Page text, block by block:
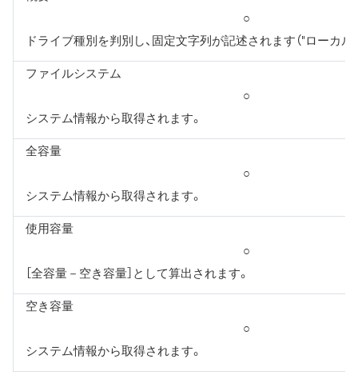
○
ドライブ種別を判別し、固定文字列が記述されます（"ローカル
ファイルシステム
○
システム情報から取得されます。
全容量
○
システム情報から取得されます。
使用容量
○
［全容量－空き容量］として算出されます。
空き容量
○
システム情報から取得されます。